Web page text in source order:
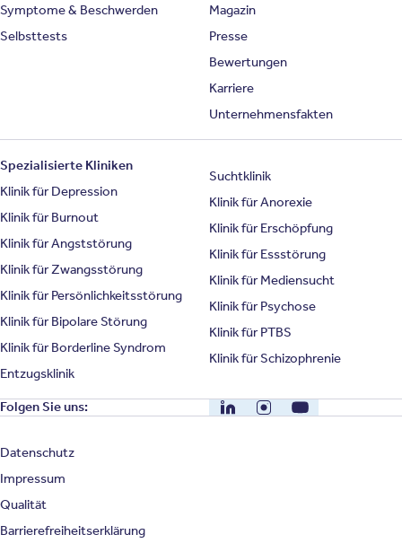
Symptome & Beschwerden
Selbsttests
Magazin
Presse
Bewertungen
Karriere
Unternehmensfakten
Spezialisierte Kliniken
Klinik für Depression
Klinik für Burnout
Klinik für Angststörung
Klinik für Zwangsstörung
Klinik für Persönlichkeitsstörung
Klinik für Bipolare Störung
Klinik für Borderline Syndrom
Entzugsklinik
Suchtklinik
Klinik für Anorexie
Klinik für Erschöpfung
Klinik für Essstörung
Klinik für Mediensucht
Klinik für Psychose
Klinik für PTBS
Klinik für Schizophrenie
Folgen Sie uns: LinkedInInstagramYouTube
Datenschutz
Impressum
Qualität
Barrierefreiheitserklärung